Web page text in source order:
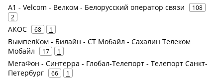
A1 - Velcom - Велком - Белорусский оператор связи
108
2
АКОС 68 1
ВымпелКом - Билайн - СТ Мобайл - Сахалин Телеком
Мобайл
17 1
МегаФон - Синтерра - Глобал-Телепорт - Телепорт Санкт-
Петербург
66 1